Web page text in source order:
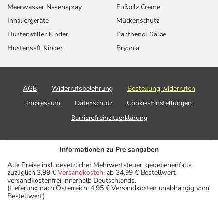
Meerwasser Nasenspray
Inhaliergeräte
Hustenstiller Kinder
Hustensaft Kinder
Fußpilz Creme
Mückenschutz
Panthenol Salbe
Bryonia
AGB Widerrufsbelehrung
Bestellung widerrufen
Impressum
Datenschutz
Cookie-Einstellungen
Barrierefreiheitserklärung
Informationen zu Preisangaben
Alle Preise inkl. gesetzlicher Mehrwertsteuer, gegebenenfalls
zuzüglich 3,99 € Versandkosten, ab 34,99 € Bestellwert
versandkostenfrei innerhalb Deutschlands.
(Lieferung nach Österreich: 4,95 € Versandkosten unabhängig vom
Bestellwert)